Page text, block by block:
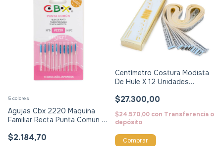
Agujas Cbx 2220 Maquina
Familiar Recta Punta Comun X
$2.184,70
5 colores
Centímetro Costura Modista
De Hule X 12 Unidades
$27.300,00
$24.570,00 con Transferencia o
depósito
Comprar